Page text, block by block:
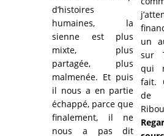
d’histoires
humaines, la
sienne est plus
mixte, plus
partagée, plus
malmenée. Et puis
il nous a en partie
échappé, parce que
finalement, il ne
nous a pas dit
un
sur
qui
fait.
de